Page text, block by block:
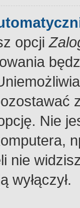
opcji
Nie
nie
wyłączył.